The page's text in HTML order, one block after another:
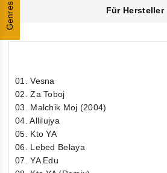
Genres Für Hersteller
01. Vesna
02. Za Toboj
03. Malchik Moj (2004)
04. Allilujya
05. Kto YA
06. Lebed Belaya
07. YA Edu